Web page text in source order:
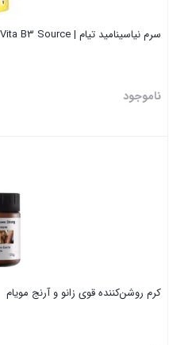
سرم نیاسینامید تیام | Tiam Vita B3 Source
ناموجود
کرم روشن‌کننده قوی زانو و آرنج مویام